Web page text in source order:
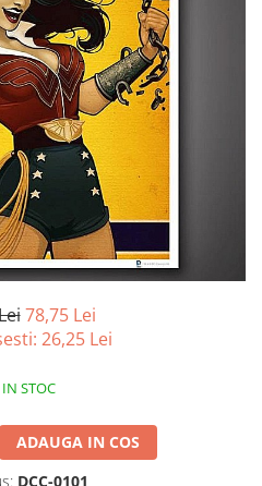
78,75 Lei
26,25 Lei
IN STOC
ADAUGA IN COS
DCC-0101